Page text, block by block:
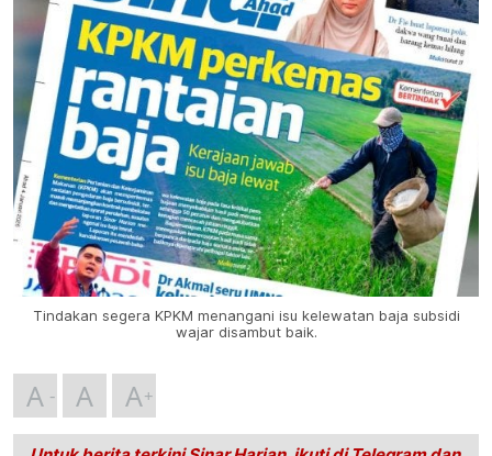
Tindakan segera KPKM menangani isu kelewatan baja subsidi
wajar disambut baik.
A A A